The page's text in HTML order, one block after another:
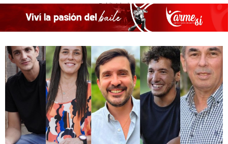
- Publicidad -
Exclusivo: los 8 candidatos misioneros que más gastaron en
redes sociales de cara a las elecciones
Mayo 4, 2023